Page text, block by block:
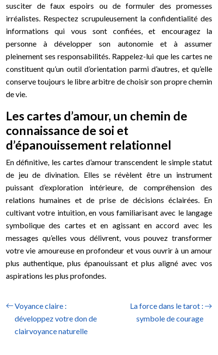
susciter de faux espoirs ou de formuler des promesses
irréalistes. Respectez scrupuleusement la confidentialité des
informations qui vous sont confiées, et encouragez la
personne à développer son autonomie et à assumer
pleinement ses responsabilités. Rappelez-lui que les cartes ne
constituent qu’un outil d’orientation parmi d’autres, et qu’elle
conserve toujours le libre arbitre de choisir son propre chemin
de vie.
Les cartes d’amour, un chemin de
connaissance de soi et
d’épanouissement relationnel
En définitive, les cartes d’amour transcendent le simple statut
de jeu de divination. Elles se révèlent être un instrument
puissant d’exploration intérieure, de compréhension des
relations humaines et de prise de décisions éclairées. En
cultivant votre intuition, en vous familiarisant avec le langage
symbolique des cartes et en agissant en accord avec les
messages qu’elles vous délivrent, vous pouvez transformer
votre vie amoureuse en profondeur et vous ouvrir à un amour
plus authentique, plus épanouissant et plus aligné avec vos
aspirations les plus profondes.
Voyance claire :
développez votre don de
clairvoyance naturelle
La force dans le tarot :
symbole de courage